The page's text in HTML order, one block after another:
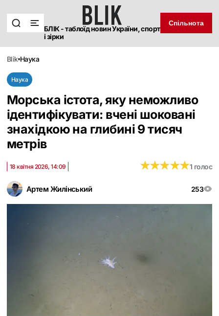
БЛІК - таблоїд новин України, спорт
і зірки
Спільнота
blik наука
Наука
Морська істота, яку неможливо
ідентифікувати: вчені шоковані
знахідкою на глибині 9 тисяч
метрів
Артем Жилінський 253
18 квітня 2026, 14:09 ★★★★★
★★★★★1 голос